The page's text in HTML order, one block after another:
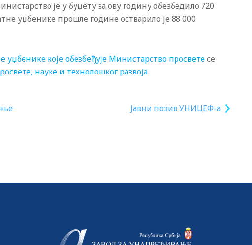
је у буџету за ову годину обезбедило 720
уџбенике прошле године остварило је 88 000
уџбенике које обезбеђује Министарство просветесе
науке и технолошког развоја.
Јавни позив УНИЦЕФ-а